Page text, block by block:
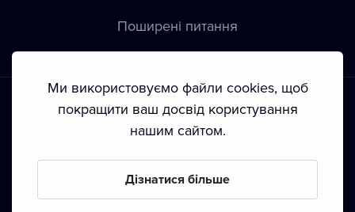
Пoширені питання
Положення й умови • Конфіденційність • Автoрські права
Ми використовуємо файли cookies, щоб
покращити ваш досвід користування
нашим сайтом.
Дізнатися більше